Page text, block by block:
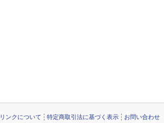
リンクについて 特定商取引法に基づく表示 お問い合わせ